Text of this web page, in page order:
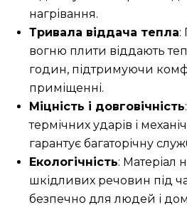
нагрівання.
Тривала віддача тепла:
вогню плити віддають
годин, підтримуючи
приміщенні.
Міцність і довговічність
термічних ударів і
гарантує багаторічну
Екологічність: Матеріал
шкідливих речовин під
безпечно для людей і